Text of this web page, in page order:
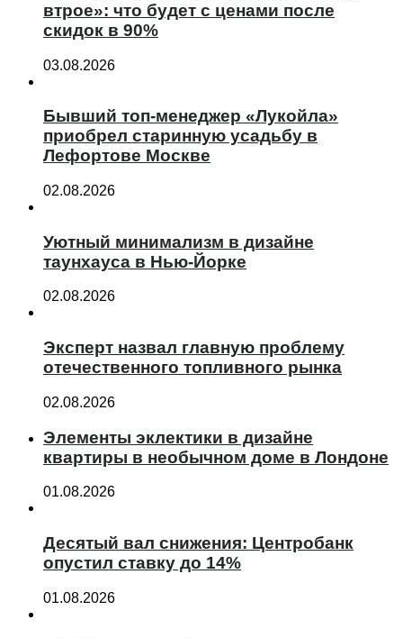
втрое»: что будет с ценами после
скидок в 90%
03.08.2026
Бывший топ-менеджер «Лукойла»
приобрел старинную усадьбу в
Лефортове Москве
02.08.2026
Уютный минимализм в дизайне
таунхауса в Нью-Йорке
02.08.2026
Эксперт назвал главную проблему
отечественного топливного рынка
02.08.2026
Элементы эклектики в дизайне
квартиры в необычном доме в Лондоне
01.08.2026
Десятый вал снижения: Центробанк
опустил ставку до 14%
01.08.2026